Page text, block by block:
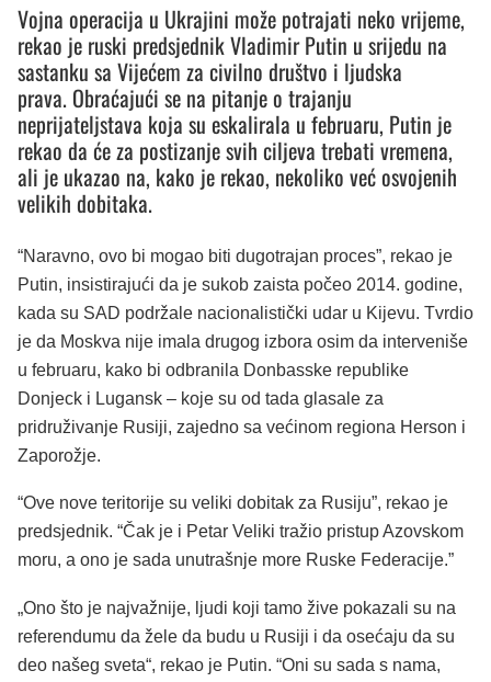
Vojna operacija u Ukrajini može potrajati neko vrijeme,
rekao je ruski predsjednik Vladimir Putin u srijedu na
sastanku sa Vijećem za civilno društvo i ljudska
prava. Obraćajući se na pitanje o trajanju
neprijateljstava koja su eskalirala u februaru, Putin je
rekao da će za postizanje svih ciljeva trebati vremena,
ali je ukazao na, kako je rekao, nekoliko već osvojenih
velikih dobitaka.
“Naravno, ovo bi mogao biti dugotrajan proces”, rekao je
Putin, insistirajući da je sukob zaista počeo 2014. godine,
kada su SAD podržale nacionalistički udar u Kijevu. Tvrdio
je da Moskva nije imala drugog izbora osim da interveniše
u februaru, kako bi odbranila Donbasske republike
Donjeck i Lugansk – koje su od tada glasale za
pridruživanje Rusiji, zajedno sa većinom regiona Herson i
Zaporožje.
“Ove nove teritorije su veliki dobitak za Rusiju”, rekao je
predsjednik. “Čak je i Petar Veliki tražio pristup Azovskom
moru, a ono je sada unutrašnje more Ruske Federacije.”
„Ono što je najvažnije, ljudi koji tamo žive pokazali su na
referendumu da žele da budu u Rusiji i da osećaju da su
deo našeg sveta“, rekao je Putin. “Oni su sada s nama,